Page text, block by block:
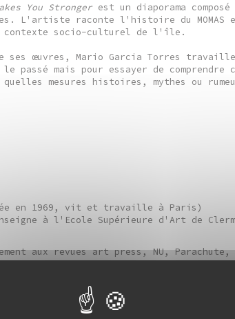
You Stronger est un diaporama composé
L'artiste raconte l'histoire du MOMAS
contexte socio-culturel de l'île.
ses œuvres, Mario Garcia Torres
passé mais pour essayer de comprendre
mesures histoires, mythes ou
en 1969, vit et travaille à Paris)
à l'Ecole Supérieure d'Art de
aux revues art press, NU, Parachute,
, un essai réunissant notamment des
Bublex, Maurizio Cattelan, Pierre
Tatiana Trouvé.